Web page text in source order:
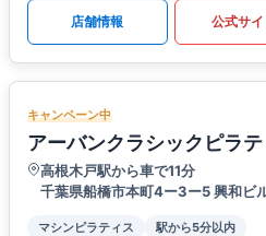
店舗情報 公式サイ
キャンペーン中
アーバンクラシックピラ
高根木戸駅から車で11分
千葉県船橋市本町4ー3ー5 興和ビ
マシンピラティス 駅から5分以内